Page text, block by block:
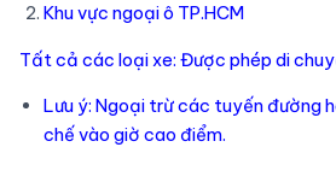
Khu vực ngoại ô TP.HCM
Tất cả các loại xe: Được phép di
Lưu ý: Ngoại trừ các tuyến đường
chế vào giờ cao điểm.